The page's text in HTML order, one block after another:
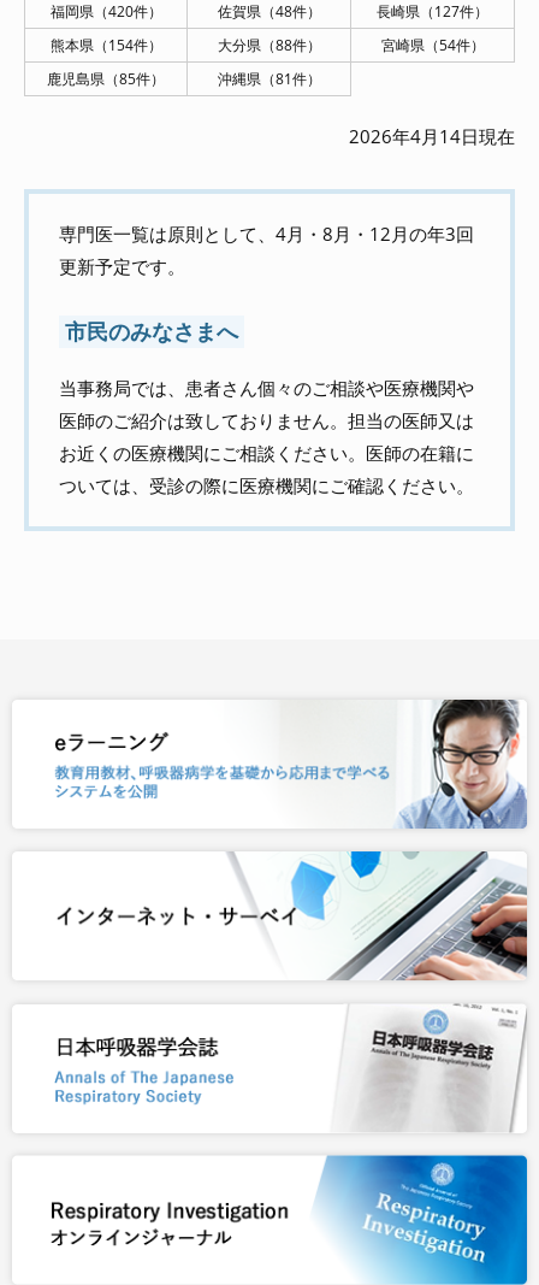
福岡県（420件） 佐賀県（48件）
長崎県（127件）
熊本県（154件）
大分県（88件）
宮崎県（54件）
鹿児島県（85件）
沖縄県（81件）
2026年4月14日現在
専門医一覧は原則として、4月・8月・12月の年3回
更新予定です。
市民のみなさまへ
当事務局では、患者さん個々のご相談や医療機関や
医師のご紹介は致しておりません。担当の医師又は
お近くの医療機関にご相談ください。医師の在籍に
ついては、受診の際に医療機関にご確認ください。